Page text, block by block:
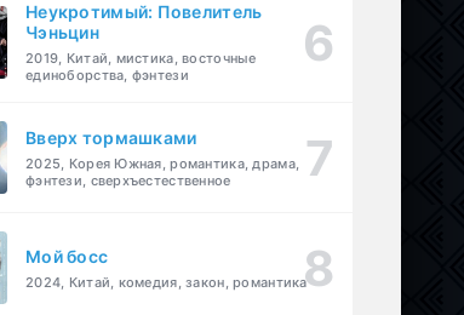
Неукротимый: Повелитель
Чэньцин
2019, Китай, мистика, восточные
единоборства, фэнтези
Вверх тормашками
2025, Корея Южная, романтика, драма,
фэнтези, сверхъестественное
Мой босс
2024, Китай, комедия, закон, романтика